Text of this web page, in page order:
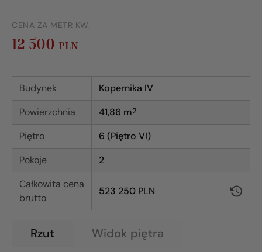
CENA ZA METR KW.
12 500 PLN
Budynek
Kopernika IV
Powierzchnia
41,86 m2
Piętro
6 (Piętro VI)
Pokoje
2
Całkowita cena
brutto
523 250 PLN
Rzut Widok piętra